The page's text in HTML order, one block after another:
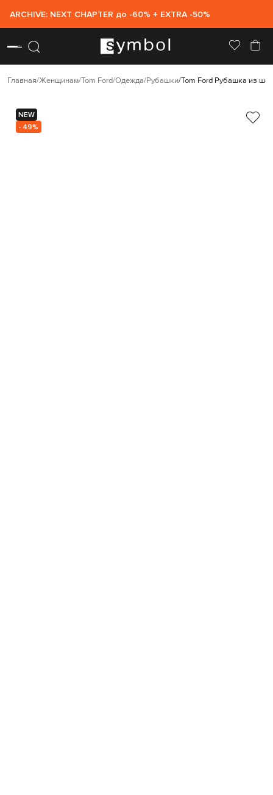
ARCHIVE: NEXT CHAPTER до -60% + EXTRA -50%
Главная Женщинам Tom Ford Одежда Рубашки Tom Ford Рубашка из
NEW
- 49%